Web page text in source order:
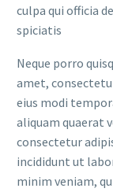
culpa qui officia
spiciatis
Neque porro
amet,
eius modi
aliquam quaerat
consectetur
incididunt ut
minim veniam,